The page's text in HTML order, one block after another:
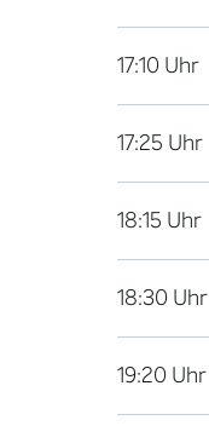
17:10 Uhr
17:25 Uhr
18:15 Uhr
18:30 Uhr
19:20 Uhr